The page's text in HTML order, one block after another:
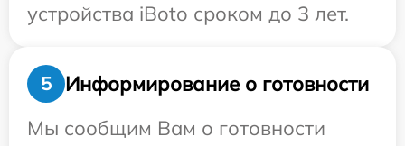
устройства iBoto сроком до 3 лет.
5
Информирование о готовности
Мы сообщим Вам о готовности